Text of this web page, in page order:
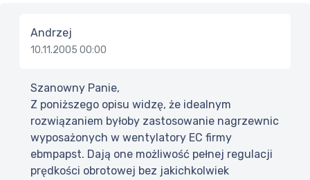
Andrzej
10.11.2005 00:00
Szanowny Panie,
Z poniższego opisu widzę, że idealnym
rozwiązaniem byłoby zastosowanie nagrzewnic
wyposażonych w wentylatory EC firmy
ebmpapst. Dają one możliwość pełnej regulacji
prędkości obrotowej bez jakichkolwiek